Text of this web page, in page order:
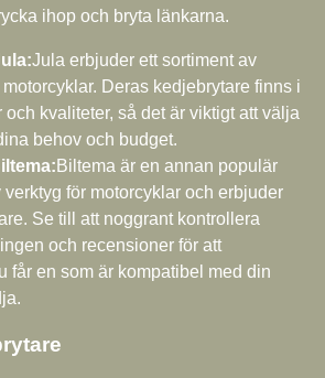
ihop och bryta länkarna.
Jula erbjuder ett sortiment av
Deras kedjebrytare finns i
kvaliteter, så det är viktigt att välja
behov och budget.
Biltema är en annan populär
för motorcyklar och erbjuder
Se till att noggrant kontrollera
och recensioner för att
får en som är kompatibel med din